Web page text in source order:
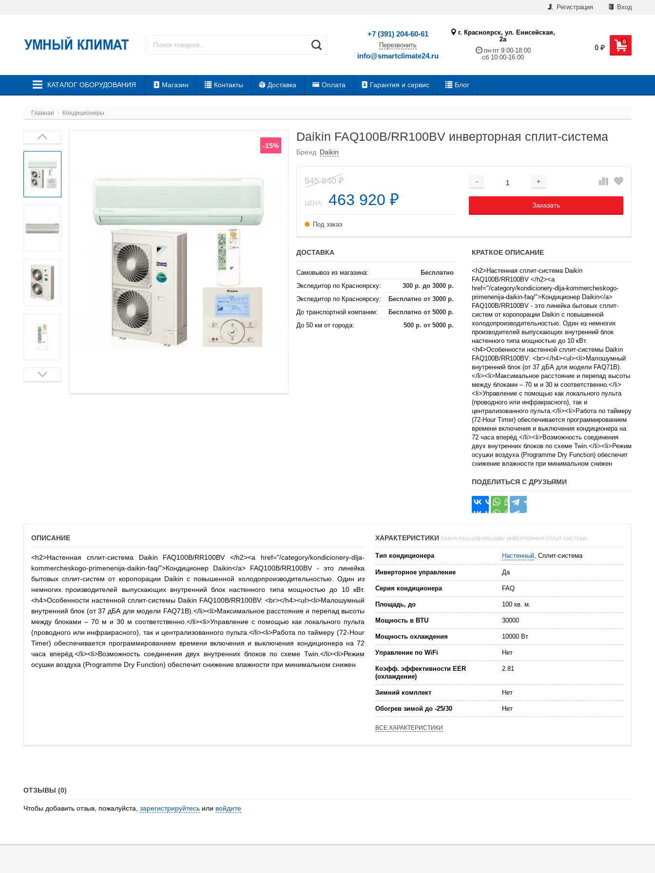
Регистрация Вход
+7 (391) 204-60-61
Перезвонить
info@smartclimate24.ru
г. Красноярск, ул. Енисейская,
2а
пн-пт 9:00-18:00
сб 10:00-16:00
0
0 ₽
КАТАЛОГ ОБОРУДОВАНИЯ Магазин Контакты Доставка Оплата Гарантия и сервис Блог
Главная Кондиционеры
-15%
Daikin FAQ100B/RR100BV инверторная сплит-система
Бренд Daikin
- +
Добавляется...
Заказать
Добавлен
545 840 ₽
ЦЕНА: 463 920 ₽
Под заказ
ДОСТАВКА
Самовывоз из магазина:
Бесплатно
Экспедитор по Красноярску:
300 р. до 3000 р.
Экспедитор по Красноярску:
Бесплатно от 3000 р.
До транспортной компании:
Бесплатно от 5000 р.
До 50 км от города:
500 р. от 5000 р.
КРАТКОЕ ОПИСАНИЕ
<h2>Настенная сплит-система Daikin
FAQ100B/RR100BV </h2><a
href="/category/kondicionery-dlja-kommercheskogo-
primenenija-daikin-faq/">Кондиционер Daikin</a>
FAQ100B/RR100BV - это линейка бытовых сплит-
систем от коропорации Daikin с повышенной
холодопроизводительностью. Один из немногих
производителей выпускающих внутренний блок
настенного типа мощностью до 10 кВт.
<h4>Особенности настенной сплит-системы Daikin
FAQ100B/RR100BV: <br></h4><ul><li>Малошумный
внутренний блок (от 37 дБА для модели FAQ71B).
</li><li>Максимальное расстояние и перепад высоты
между блоками – 70 м и 30 м соответственно.</li>
<li>Управление с помощью как локального пульта
(проводного или инфракрасного), так и
централизованного пульта.</li><li>Работа по таймеру
(72-Hour Timer) обеспечивается программированием
времени включения и выключения кондиционера на
72 часа вперёд.</li><li>Возможность соединения
двух внутренних блоков по схеме Twin.</li><li>Режим
осушки воздуха (Programme Dry Function) обеспечит
снижение влажности при минимальном снижен
ПОДЕЛИТЬСЯ С ДРУЗЬЯМИ
ХАРАКТЕРИСТИКИ DAIKIN FAQ100B/RR100BV ИНВЕРТОРНАЯ СПЛИТ-СИСТЕМА
Тип кондиционера Настенный, Сплит-система
Инверторное управление Да
Серия кондиционера FAQ
Площадь, до 100 кв. м.
Мощность в BTU 30000
Мощность охлаждения 10000 Вт
Управление по WiFi Нет
Коэфф. эффективности EER
(охлаждение)
2.81
Зимний комплект Нет
Обогрев зимой до -25/30 Нет
ВСЕ ХАРАКТЕРИСТИКИ
ОПИСАНИЕ
<h2>Настенная сплит-система Daikin FAQ100B/RR100BV </h2><a href="/category/kondicionery-dlja-
kommercheskogo-primenenija-daikin-faq/">Кондиционер Daikin</a> FAQ100B/RR100BV - это линейка
бытовых сплит-систем от коропорации Daikin с повышенной холодопроизводительностью. Один из
немногих производителей выпускающих внутренний блок настенного типа мощностью до 10 кВт.
<h4>Особенности настенной сплит-системы Daikin FAQ100B/RR100BV: <br></h4><ul><li>Малошумный
внутренний блок (от 37 дБА для модели FAQ71B).</li><li>Максимальное расстояние и перепад высоты
между блоками – 70 м и 30 м соответственно.</li><li>Управление с помощью как локального пульта
(проводного или инфракрасного), так и централизованного пульта.</li><li>Работа по таймеру (72-Hour
Timer) обеспечивается программированием времени включения и выключения кондиционера на 72
часа вперёд.</li><li>Возможность соединения двух внутренних блоков по схеме Twin.</li><li>Режим
осушки воздуха (Programme Dry Function) обеспечит снижение влажности при минимальном снижен
ОТЗЫВЫ (0)
Чтобы добавить отзыв, пожалуйста, зарегистрируйтесь или войдите